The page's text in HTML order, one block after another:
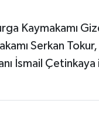
Kaymakamı
Serkan
İsmail